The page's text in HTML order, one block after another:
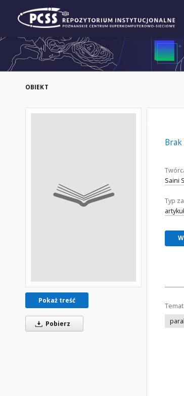
OBIEKT
Pokaż treść
Pobierz
Brak
Saini
Typ
artykuł